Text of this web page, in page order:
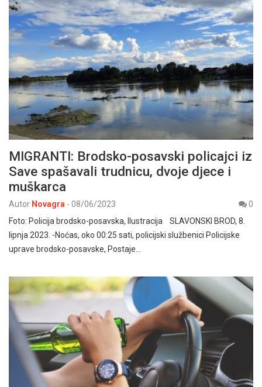
MIGRANTI: Brodsko-posavski policajci iz
Save spašavali trudnicu, dvoje djece i
muškarca
Autor Novagra - 08/06/2023
0
Foto: Policija brodsko-posavska, Ilustracija SLAVONSKI BROD, 8.
lipnja 2023. -Noćas, oko 00:25 sati, policijski službenici Policijske
uprave brodsko-posavske, Postaje…